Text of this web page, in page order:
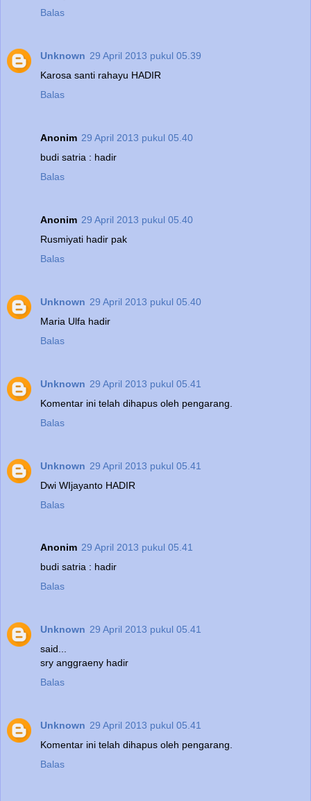
Balas
Unknown 29 April 2013 pukul 05.39
Karosa santi rahayu HADIR
Balas
Anonim 29 April 2013 pukul 05.40
budi satria : hadir
Balas
Anonim 29 April 2013 pukul 05.40
Rusmiyati hadir pak
Balas
Unknown 29 April 2013 pukul 05.40
Maria Ulfa hadir
Balas
Unknown 29 April 2013 pukul 05.41
Komentar ini telah dihapus oleh pengarang.
Balas
Unknown 29 April 2013 pukul 05.41
Dwi WIjayanto HADIR
Balas
Anonim 29 April 2013 pukul 05.41
budi satria : hadir
Balas
Unknown 29 April 2013 pukul 05.41
said...
sry anggraeny hadir
Balas
Unknown 29 April 2013 pukul 05.41
Komentar ini telah dihapus oleh pengarang.
Balas